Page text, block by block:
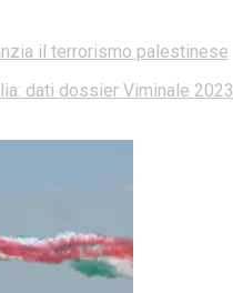
il terrorismo palestinese
dati dossier Viminale 2023